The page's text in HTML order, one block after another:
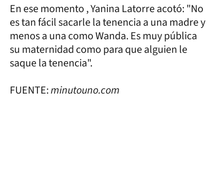
En ese momento , Yanina Latorre acotó: "No
es tan fácil sacarle la tenencia a una madre y
menos a una como Wanda. Es muy pública
su maternidad como para que alguien le
saque la tenencia".
FUENTE:minutouno.com